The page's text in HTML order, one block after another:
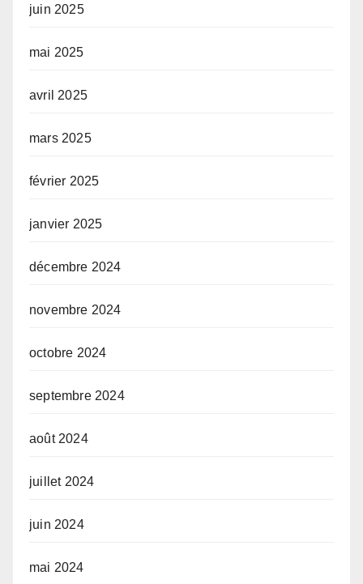
juin 2025
mai 2025
avril 2025
mars 2025
février 2025
janvier 2025
décembre 2024
novembre 2024
octobre 2024
septembre 2024
août 2024
juillet 2024
juin 2024
mai 2024